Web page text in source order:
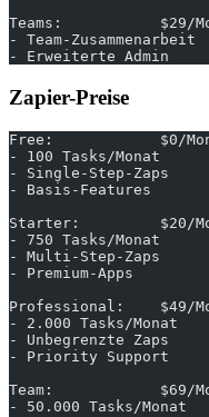
Teams:           $29/
- Team-Zusammenarbeit
- Erweiterte Admin
Zapier-Preise
Free:            $0/
- 100 Tasks/Monat
- Single-Step-Zaps
- Basis-Features
Starter:         $20/
- 750 Tasks/Monat
- Multi-Step-Zaps
- Premium-Apps
Professional:    $49/
- 2.000 Tasks/Monat
- Unbegrenzte Zaps
- Priority Support
Team:            $69/
- 50.000 Tasks/Monat